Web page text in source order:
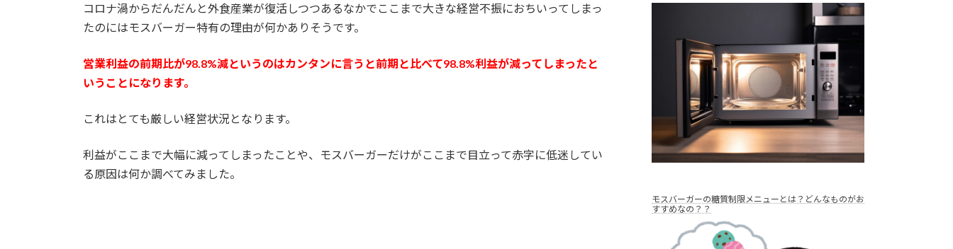
コロナ渦からだんだんと外食産業が復活しつつあるなかでここまで大きな経営不振におちいってしまっ
たのにはモスバーガー特有の理由が何かありそうです。
営業利益の前期比が98.8%減というのはカンタンに言うと前期と比べて98.8%利益が減ってしまったと
いうことになります。
これはとても厳しい経営状況となります。
利益がここまで大幅に減ってしまったことや、モスバーガーだけがここまで目立って赤字に低迷してい
る原因は何か調べてみました。
モスバーガーの糖質制限メニューとは？どんなものがお
すすめなの？？